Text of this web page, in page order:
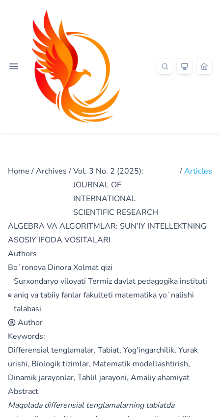
Home /Archives /Vol. 3 No. 2 (2025):
JOURNAL OF
INTERNATIONAL
SCIENTIFIC RESEARCH
/Articles
ALGEBRA VA ALGORITMLAR: SUN’IY INTELLEKTNING
ASOSIY IFODA VOSITALARI
Authors
Boʻronova Dinora Xolmat qizi
Surxondaryo viloyati Termiz davlat pedagogika instituti
aniq va tabiiy fanlar fakulteti matematika yoʻnalishi
talabasi
Author
Keywords:
Differensial tenglamalar, Tabiat, Yog‘ingarchilik, Yurak
urishi, Biologik tizimlar, Matematik modellashtirish,
Dinamik jarayonlar, Tahlil jarayoni, Amaliy ahamiyat
Abstract
Maqolada differensial tenglamalarning tabiatda